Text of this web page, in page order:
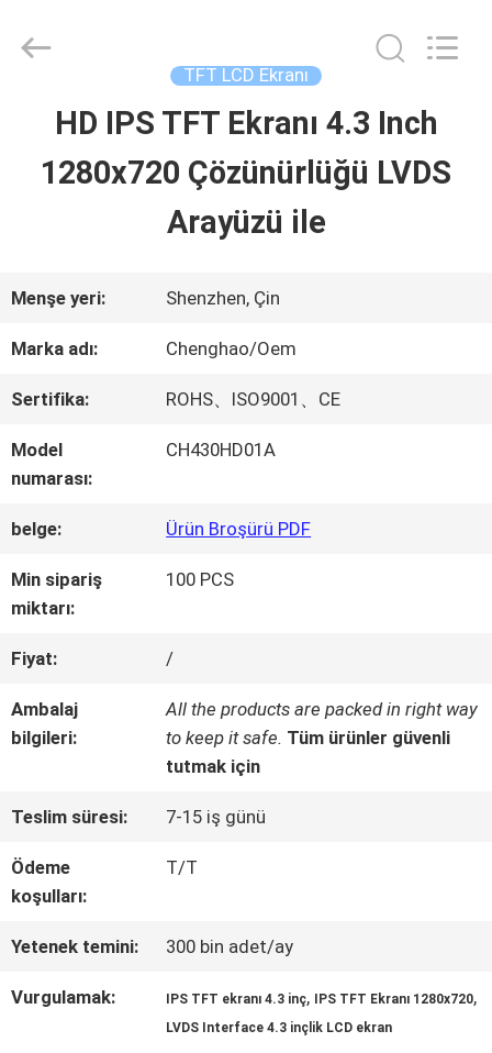
EVDE
BIZIM
HAKKIMIZDA
TURU
KALITE
KONTROLÜ
İLETIŞIM
BIR
İNDIRIM
İSTE
SITE
ChengHao
Reserved.
TFT LCD Ekranı
HD IPS TFT Ekranı 4.3 Inch
1280x720 Çözünürlüğü LVDS
Arayüzü ile
Menşe yeri: Shenzhen, Çin
Marka adı: Chenghao/Oem
Sertifika: ROHS、ISO9001、CE
Model
numarası:
CH430HD01A
belge: Ürün Broşürü PDF
Min sipariş
miktarı:
100 PCS
Fiyat: /
Ambalaj
bilgileri:
All the products are packed in right way
to keep it safe. Tüm ürünler güvenli
tutmak için
Teslim süresi: 7-15 iş günü
Ödeme
koşulları:
T/T
Yetenek temini: 300 bin adet/ay
Vurgulamak: IPS TFT ekranı 4.3 inç, IPS TFT Ekranı 1280x720,
LVDS Interface 4.3 inçlik LCD ekran